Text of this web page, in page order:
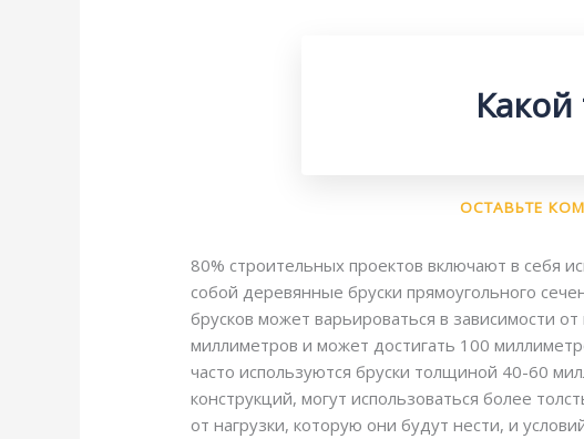
ОСТАВЬТЕ
80% строительных проектов включают в себя
собой деревянные бруски прямоугольного
брусков может варьироваться в зависимости
миллиметров и может достигать 100
часто используются бруски толщиной 40-60
конструкций, могут использоваться более
от нагрузки, которую они будут нести, и